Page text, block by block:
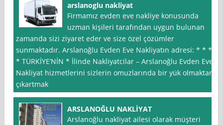
arslanoglu nakliyat
Firmamız evden eve nakliye konusunda
uzman kişileri tarafından uygun bulunan
zamanda sizi ziyaret eder ve size özel çözümler
sunmaktadır. Arslanoğlu Evden Eve Nakliyatın adresi: * * *
* TÜRKİYE’NİN * İlinde Nakliyatcilar – Arslanoğlu Evden Eve
Nakliyat hizmetlerini sizlerin omuzlarında bir yük olmaktan
çıkartmak
ARSLANOĞLU NAKLİYAT
Arslanoğlu nakliyat ailesi olarak müşteri